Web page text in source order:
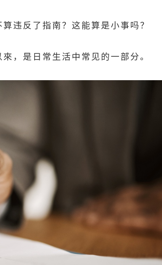
违反了指南？这能算是小事吗？
，是日常生活中常见的一部分。